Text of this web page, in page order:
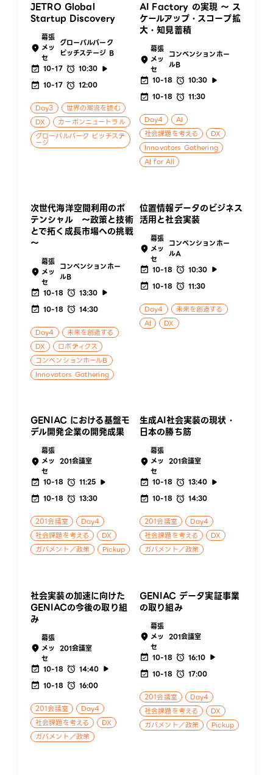
JETRO Global
Startup Discovery
幕張
メッ
セ
グローバルパーク
ピッチステージ B
10-17
10:30
10-17
12:00
Day3
世界の潮流を読む
DX
カーボンニュートラル
グローバルパーク ピッチステ
ージ
AI Factory の実現 ～ ス
ケールアップ・スコープ拡
大・知見蓄積
幕張
メッ
セ
コンベンションホー
ルB
10-18
10:30
10-18
11:30
Day4
AI
社会課題を考える
DX
Innovators Gathering
AI for All
次世代海洋空間利用のポ
テンシャル ～政策と技術
とで拓く成長市場への挑戦
～
幕張
メッ
セ
コンベンションホー
ルB
10-18
13:30
10-18
14:30
Day4
未来を創造する
DX
ロボティクス
コンベンションホールB
Innovators Gathering
位置情報データのビジネス
活用と社会実装
幕張
メッ
セ
コンベンションホー
ルA
10-18
10:30
10-18
11:30
Day4
未来を創造する
AI
DX
GENIAC における基盤モ
デル開発企業の開発成果
幕張
メッ
セ
201会議室
10-18
11:25
10-18
13:30
201会議室
Day4
社会課題を考える
DX
ガバメント／政策
Pickup
生成AI社会実装の現状・
日本の勝ち筋
幕張
メッ
セ
201会議室
10-18
13:40
10-18
14:30
201会議室
Day4
社会課題を考える
DX
ガバメント／政策
社会実装の加速に向けた
GENIACの今後の取り組
み
幕張
メッ
セ
201会議室
10-18
14:40
10-18
16:00
201会議室
Day4
社会課題を考える
DX
ガバメント／政策
GENIAC データ実証事業
の取り組み
幕張
メッ
セ
201会議室
10-18
16:10
10-18
17:00
201会議室
Day4
社会課題を考える
DX
ガバメント／政策
Pickup